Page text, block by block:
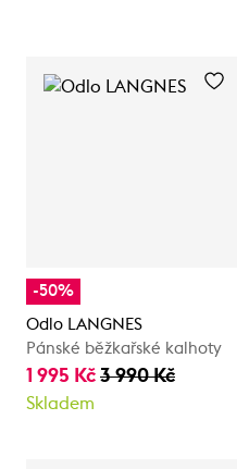
-50%
Odlo LANGNES
Pánské běžkařské kalhoty
1 995 Kč 3 990 Kč
Skladem